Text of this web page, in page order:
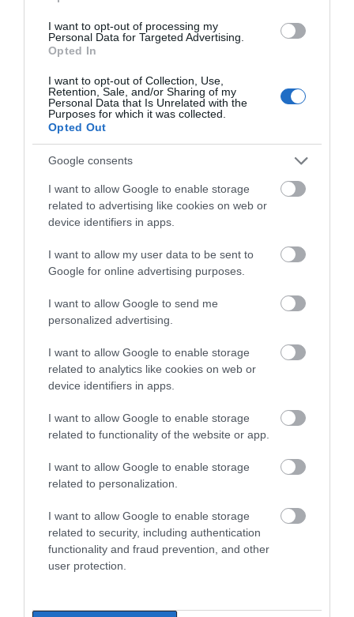
I want to opt-out of processing my
Personal Data for Targeted Advertising.
Opted In
I want to opt-out of Collection, Use,
Retention, Sale, and/or Sharing of my
Personal Data that Is Unrelated with the
Purposes for which it was collected.
Opted Out
Google consents
I want to allow Google to enable storage
related to advertising like cookies on web or
device identifiers in apps.
I want to allow my user data to be sent to
Google for online advertising purposes.
I want to allow Google to send me
personalized advertising.
I want to allow Google to enable storage
related to analytics like cookies on web or
device identifiers in apps.
I want to allow Google to enable storage
related to functionality of the website or app.
I want to allow Google to enable storage
related to personalization.
I want to allow Google to enable storage
related to security, including authentication
functionality and fraud prevention, and other
user protection.
Άρχισε τις διακοπές ο
Μητσοτάκης: Φαγητό και κρασί
σε γνωστό στέκι
Συγκίνηση και βαθιά πίστη στην
Εύβοια! Τίμησαν τον Όσιο Ιωάννη
του Ρώσσο για το θαύμα της
βροχής στη φωτιά του 2021
08.08.2026 | 09:00
Εορτολόγιο: Ποιοι γιορτάζουν
σήμερα, Σάββατο 8 Αυγούστου
Καιρός: Πολύ ζέστη σήμερα στην
08.08.2026 | 08:20
Προσοχή σήμερα στην Εύβοια:
Υψηλός κίνδυνος πυρκαγιάς! Τι
απαγορεύεται από την Πολιτική
Μεγάλο πανηγύρι στην Εύβοια:
Πλημμύρισε με κόσμο η Φαράκλα
(pics&vid)
Ο καιρός αλλάζει πρόσωπο:
Έρχονται 40άρια μαζί με
θυελλώδη μελτέμια
ΠΕΡΙΣΣΟΤΕΡΑ ΑΠΟ ΕΙΔΗΣΕΙΣ ΕΥΒΟΙΑ
Εύβοια: «Πλιάτσικο» σε
έργο ανάπλασης
καταγγελία που
προκαλεί αντιδράσεις
Χωρίς Internet τώρα